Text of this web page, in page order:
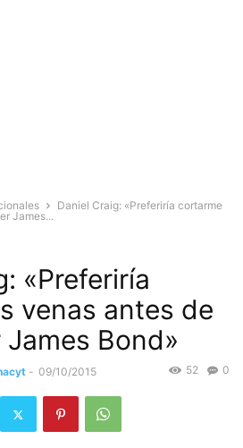
Daniel Craig: «Preferiría cortarme
James...
«Preferiría
venas antes de
Bond»
- 09/10/2015 0
52